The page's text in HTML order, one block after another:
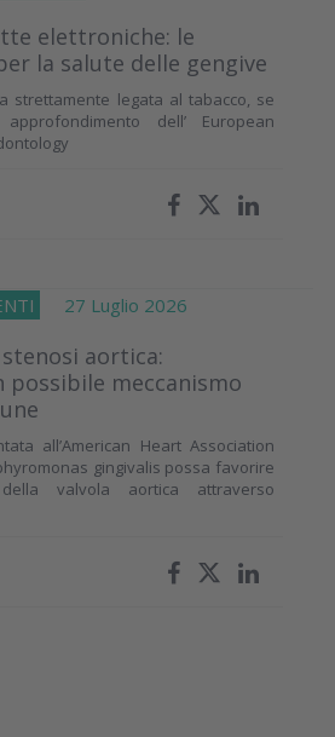
elettroniche: le
la salute delle gengive
strettamente legata al tabacco, se
dell’ European
27 Luglio 2026
aortica:
meccanismo
all’American Heart Association
gingivalis possa favorire
valvola aortica attraverso